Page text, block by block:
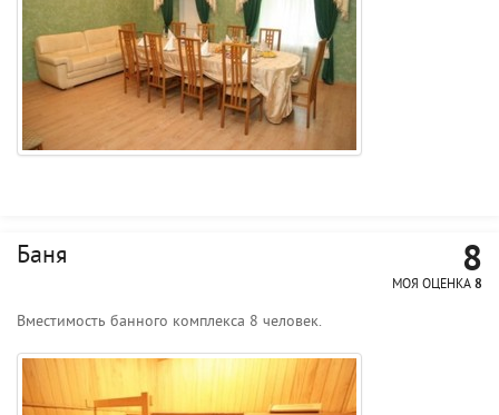
Баня 8
МОЯ ОЦЕНКА 8
Вместимость банного комплекса 8 человек.